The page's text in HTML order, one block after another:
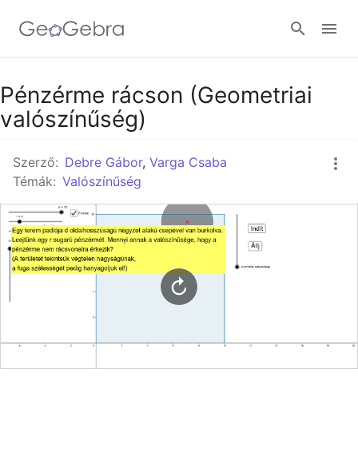
Google Classroom
Bejelentkezés
Pénzérme rácson (Geometriai
valószínűség)
Szerző: Debre Gábor, Varga Csaba
Témák: Valószínűség